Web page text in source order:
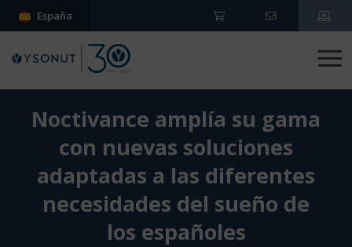
España
Noctivance amplía su gama
con nuevas soluciones
adaptadas a las diferentes
necesidades del sueño de
los españoles